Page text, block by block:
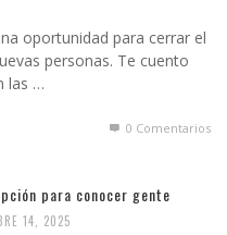
oportunidad para cerrar el
personas. Te cuento
las …
0 Comentarios
para conocer gente
14, 2025